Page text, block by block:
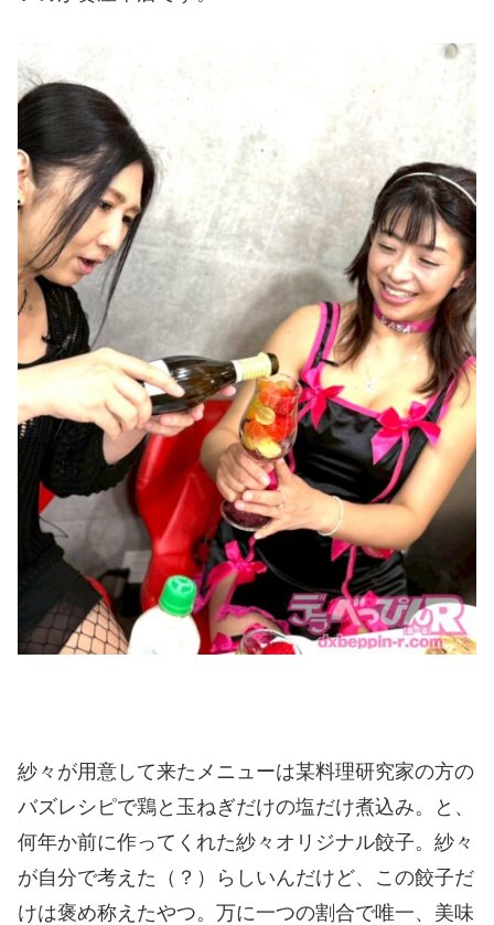
紗々が用意して来たメニューは某料理研究家の方の
バズレシピで鶏と玉ねぎだけの塩だけ煮込み。と、
何年か前に作ってくれた紗々オリジナル餃子。紗々
が自分で考えた（？）らしいんだけど、この餃子だ
けは褒め称えたやつ。万に一つの割合で唯一、美味